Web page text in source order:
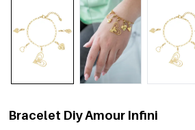
Bracelet Diy Amour Infini